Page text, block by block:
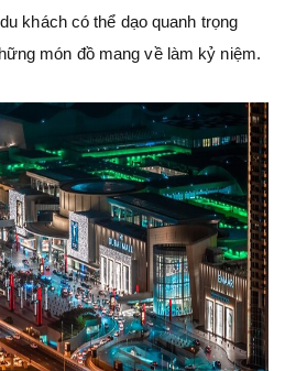
khách có thể dạo quanh trọng
món đồ mang về làm kỷ niệm.